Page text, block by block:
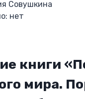
Совушкина
нет
книги
мира.